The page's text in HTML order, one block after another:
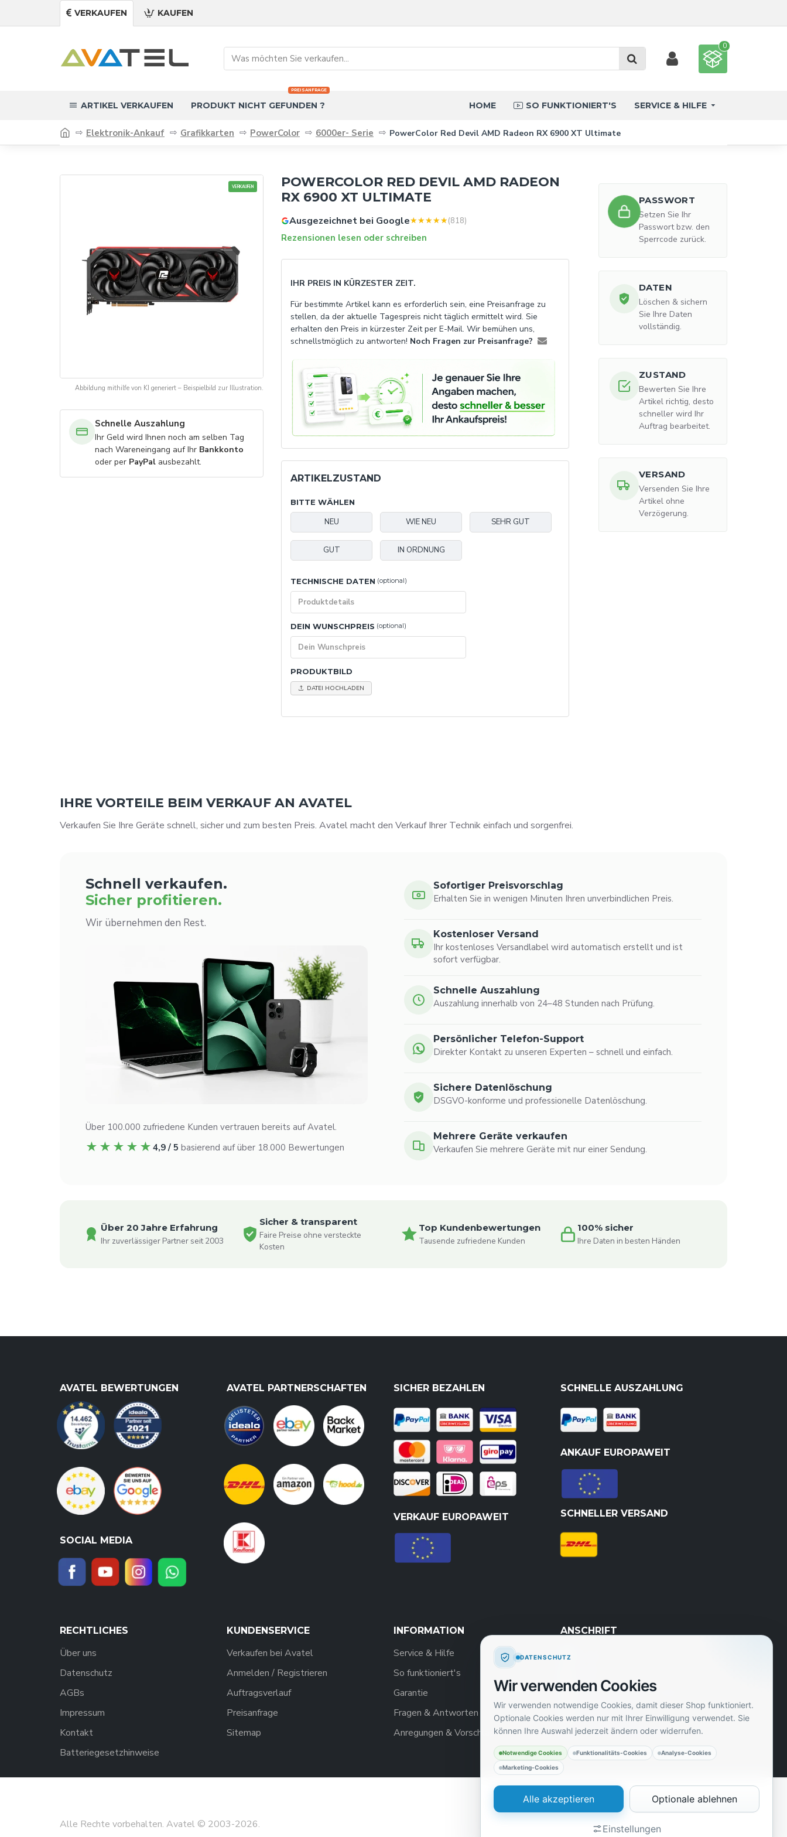
VERKAUFEN KAUFEN
0
ARTIKEL VERKAUFEN PRODUKT NICHT GEFUNDEN ?
PREISANFRAGE
HOME SO FUNKTIONIERT'S SERVICE & HILFE
Elektronik-Ankauf Grafikkarten PowerColor 6000er- Serie PowerColor Red Devil AMD Radeon RX 6900 XT Ultimate
VERKAUFEN
Abbildung mithilfe von KI generiert – Beispielbild zur Illustration.
Schnelle Auszahlung
Ihr Geld wird Ihnen noch am selben Tag
nach Wareneingang auf Ihr Bankkonto
oder per PayPal ausbezahlt.
POWERCOLOR RED DEVIL AMD RADEON
RX 6900 XT ULTIMATE
Ausgezeichnet bei Google (818)
Rezensionen lesen oder schreiben
IHR PREIS IN KÜRZESTER ZEIT.
Für bestimmte Artikel kann es erforderlich sein, eine Preisanfrage zu
stellen, da der aktuelle Tagespreis nicht täglich ermittelt wird. Sie
erhalten den Preis in kürzester Zeit per E-Mail. Wir bemühen uns,
schnellstmöglich zu antworten! Noch Fragen zur Preisanfrage?
ARTIKELZUSTAND
BITTE WÄHLEN
NEU WIE NEU SEHR GUT
GUT IN ORDNUNG
TECHNISCHE DATEN (optional)
DEIN WUNSCHPREIS (optional)
PRODUKTBILD
DATEI HOCHLADEN
PASSWORT
Setzen Sie Ihr
Passwort bzw. den
Sperrcode zurück.
DATEN
Löschen & sichern
Sie Ihre Daten
vollständig.
ZUSTAND
Bewerten Sie Ihre
Artikel richtig, desto
schneller wird Ihr
Auftrag bearbeitet.
VERSAND
Versenden Sie Ihre
Artikel ohne
Verzögerung.
IHRE VORTEILE BEIM VERKAUF AN AVATEL
Verkaufen Sie Ihre Geräte schnell, sicher und zum besten Preis. Avatel macht den Verkauf Ihrer Technik einfach und sorgenfrei.
Schnell verkaufen.
Sicher profitieren.
Wir übernehmen den Rest.
Über 100.000 zufriedene Kunden vertrauen bereits auf Avatel.
★★★★★ 4,9 / 5 basierend auf über 18.000 Bewertungen
Sofortiger Preisvorschlag
Erhalten Sie in wenigen Minuten Ihren unverbindlichen Preis.
Kostenloser Versand
Ihr kostenloses Versandlabel wird automatisch erstellt und ist
sofort verfügbar.
Schnelle Auszahlung
Auszahlung innerhalb von 24–48 Stunden nach Prüfung.
Persönlicher Telefon-Support
Direkter Kontakt zu unseren Experten – schnell und einfach.
Sichere Datenlöschung
DSGVO-konforme und professionelle Datenlöschung.
Mehrere Geräte verkaufen
Verkaufen Sie mehrere Geräte mit nur einer Sendung.
Über 20 Jahre Erfahrung
Ihr zuverlässiger Partner seit 2003
Sicher & transparent
Faire Preise ohne versteckte
Kosten
Top Kundenbewertungen
Tausende zufriedene Kunden
100% sicher
Ihre Daten in besten Händen
AVATEL BEWERTUNGEN
SOCIAL MEDIA
AVATEL PARTNERSCHAFTEN SICHER BEZAHLEN
VERKAUF EUROPAWEIT
SCHNELLE AUSZAHLUNG
ANKAUF EUROPAWEIT
SCHNELLER VERSAND
RECHTLICHES
Über uns
Datenschutz
AGBs
Impressum
Kontakt
Batteriegesetzhinweise
KUNDENSERVICE
Verkaufen bei Avatel
Anmelden / Registrieren
Auftragsverlauf
Preisanfrage
Sitemap
INFORMATION
Service & Hilfe
So funktioniert's
Garantie
Fragen & Antworten
Anregungen & Vorschläge
ANSCHRIFT
60313 Frankfurt am Main
info@avatel.de
+49 (0)69-8009 9686
Alle Rechte vorbehalten. Avatel © 2003-2026.
DATENSCHUTZ
Wir verwenden Cookies
Wir verwenden notwendige Cookies, damit dieser Shop funktioniert.
Optionale Cookies werden nur mit Ihrer Einwilligung verwendet. Sie
können Ihre Auswahl jederzeit ändern oder widerrufen.
Notwendige Cookies Funktionalitäts-Cookies Analyse-Cookies
Marketing-Cookies
Alle akzeptieren Optionale ablehnen
Einstellungen